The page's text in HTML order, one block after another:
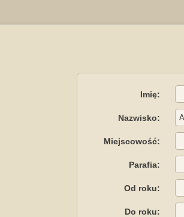
Imię:
Nazwisko:
Miejscowość:
Parafia:
Od roku:
Do roku: